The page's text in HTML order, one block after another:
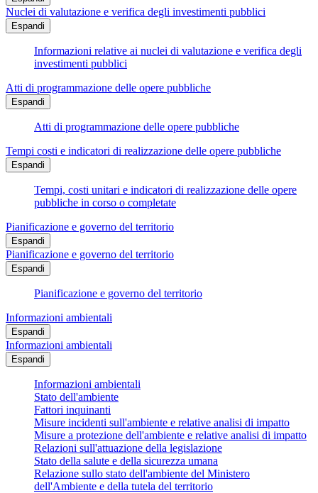
Nuclei di valutazione e verifica degli investimenti pubblici
Espandi
Informazioni relative ai nuclei di valutazione e verifica degli
investimenti pubblici
Atti di programmazione delle opere pubbliche
Espandi
Atti di programmazione delle opere pubbliche
Tempi costi e indicatori di realizzazione delle opere pubbliche
Espandi
Tempi, costi unitari e indicatori di realizzazione delle opere
pubbliche in corso o completate
Pianificazione e governo del territorio
Espandi
Pianificazione e governo del territorio
Espandi
Pianificazione e governo del territorio
Informazioni ambientali
Espandi
Informazioni ambientali
Espandi
Informazioni ambientali
Stato dell'ambiente
Fattori inquinanti
Misure incidenti sull'ambiente e relative analisi di impatto
Misure a protezione dell'ambiente e relative analisi di impatto
Relazioni sull'attuazione della legislazione
Stato della salute e della sicurezza umana
Relazione sullo stato dell'ambiente del Ministero
dell'Ambiente e della tutela del territorio